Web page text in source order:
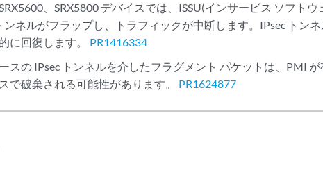
、SRX5800 デバイスでは、ISSU(インサービス ソフト
ンネルがフラップし、トラフィックが中断します。IPsec トン
に回復します。 PR1416334
スの IPsec トンネルを介したフラグメント パケットは、PMI が
で破棄される可能性があります。 PR1624877